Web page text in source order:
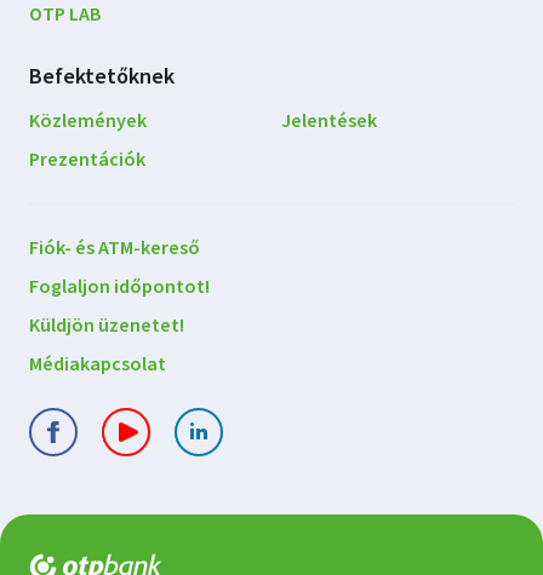
OTP LAB
Befektetőknek
Közlemények
Jelentések
Prezentációk
Lépjen
kapcsolatba
velünk
Fiók- és ATM-kereső
Foglaljon időpontot!
Küldjön üzenetet!
Médiakapcsolat